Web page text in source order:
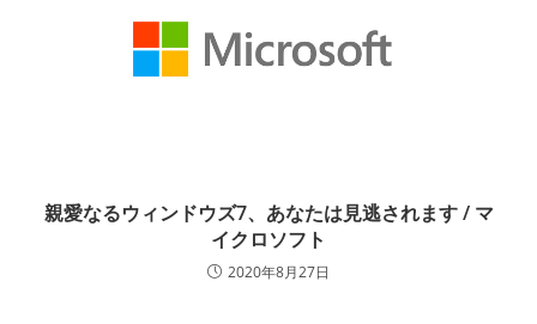
親愛なるウィンドウズ7、あなたは見逃されます / マ
イクロソフト
2020年8月27日